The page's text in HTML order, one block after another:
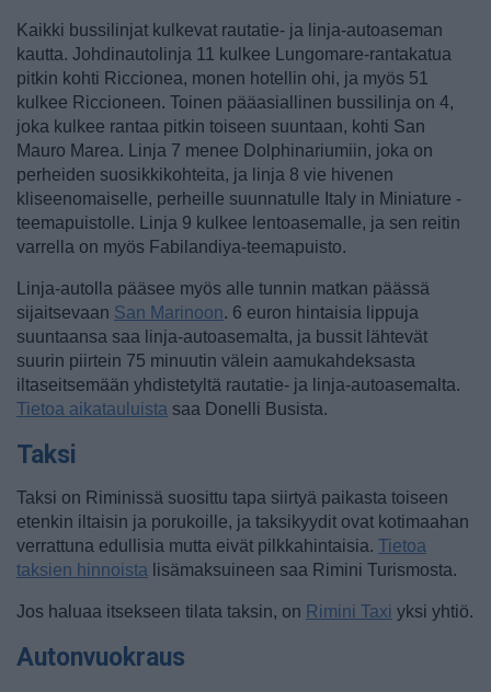
Kaikki bussilinjat kulkevat rautatie- ja linja-autoaseman
kautta. Johdinautolinja 11 kulkee Lungomare-rantakatua
pitkin kohti Riccionea, monen hotellin ohi, ja myös 51
kulkee Riccioneen. Toinen pääasiallinen bussilinja on 4,
joka kulkee rantaa pitkin toiseen suuntaan, kohti San
Mauro Marea. Linja 7 menee Dolphinariumiin, joka on
perheiden suosikkikohteita, ja linja 8 vie hivenen
kliseenomaiselle, perheille suunnatulle Italy in Miniature -
teemapuistolle. Linja 9 kulkee lentoasemalle, ja sen reitin
varrella on myös Fabilandiya-teemapuisto.
Linja-autolla pääsee myös alle tunnin matkan päässä
sijaitsevaan San Marinoon. 6 euron hintaisia lippuja
suuntaansa saa linja-autoasemalta, ja bussit lähtevät
suurin piirtein 75 minuutin välein aamukahdeksasta
iltaseitsemään yhdistetyltä rautatie- ja linja-autoasemalta.
Tietoa aikatauluista saa Donelli Busista.
Taksi
Taksi on Riminissä suosittu tapa siirtyä paikasta toiseen
etenkin iltaisin ja porukoille, ja taksikyydit ovat kotimaahan
verrattuna edullisia mutta eivät pilkkahintaisia. Tietoa
taksien hinnoista lisämaksuineen saa Rimini Turismosta.
Jos haluaa itsekseen tilata taksin, on Rimini Taxi yksi yhtiö.
Autonvuokraus